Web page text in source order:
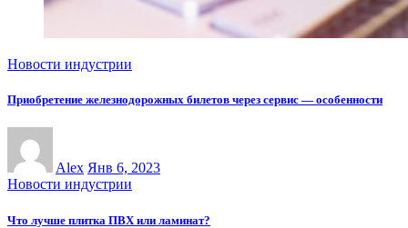
Новости индустрии
Приобретение железнодорожных билетов через сервис — особенности
Alex Янв 6, 2023
Новости индустрии
Что лучше плитка ПВХ или ламинат?